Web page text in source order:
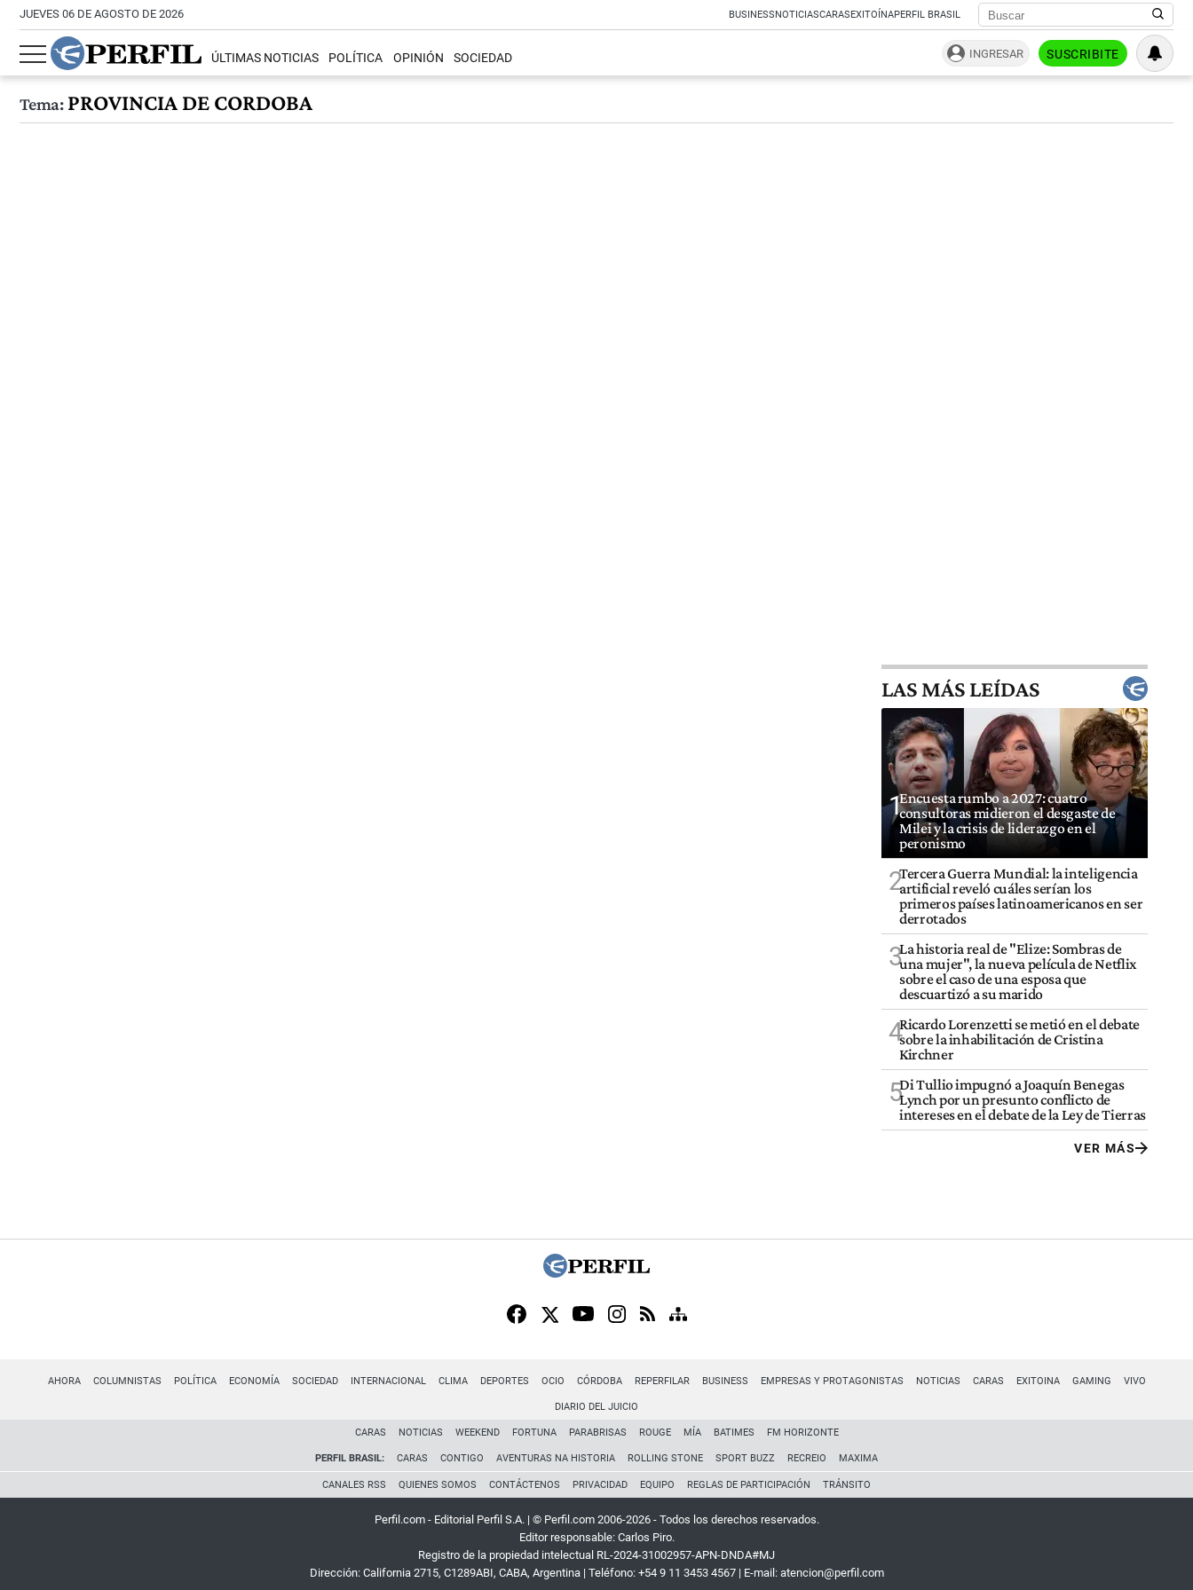
JUEVES 06 DE AGOSTO DE 2026 BUSINESSNOTICIASCARASEXITOÍNAPERFIL BRASIL
ÚLTIMAS NOTICIAS POLÍTICA OPINIÓN SOCIEDAD INGRESAR SUSCRIBITE
Tema:PROVINCIA DE CORDOBA
LAS MÁS LEÍDAS
1Encuesta rumbo a 2027: cuatro
consultoras midieron el desgaste de
Milei y la crisis de liderazgo en el
peronismo
2Tercera Guerra Mundial: la inteligencia
artificial reveló cuáles serían los
primeros países latinoamericanos en ser
derrotados
3La historia real de "Elize: Sombras de
una mujer", la nueva película de Netflix
sobre el caso de una esposa que
descuartizó a su marido
4Ricardo Lorenzetti se metió en el debate
sobre la inhabilitación de Cristina
Kirchner
5Di Tullio impugnó a Joaquín Benegas
Lynch por un presunto conflicto de
intereses en el debate de la Ley de Tierras
VER MÁS
AHORA COLUMNISTAS POLÍTICA ECONOMÍA SOCIEDAD INTERNACIONAL CLIMA DEPORTES OCIO CÓRDOBA REPERFILAR BUSINESS EMPRESAS Y PROTAGONISTAS NOTICIAS CARAS EXITOINA GAMING VIVO
DIARIO DEL JUICIO
CARAS NOTICIAS WEEKEND FORTUNA PARABRISAS ROUGE MÍA BATIMES FM HORIZONTE
PERFIL BRASIL: CARAS CONTIGO AVENTURAS NA HISTORIA ROLLING STONE SPORT BUZZ RECREIO MAXIMA
CANALES RSS QUIENES SOMOS CONTÁCTENOS PRIVACIDAD EQUIPO REGLAS DE PARTICIPACIÓN TRÁNSITO
Perfil.com - Editorial Perfil S.A. | © Perfil.com 2006-2026 - Todos los derechos reservados.
Editor responsable: Carlos Piro.
Registro de la propiedad intelectual RL-2024-31002957-APN-DNDA#MJ
Dirección: California 2715, C1289ABI, CABA, Argentina| Teléfono: +54 9 11 3453 4567| E-mail: atencion@perfil.com